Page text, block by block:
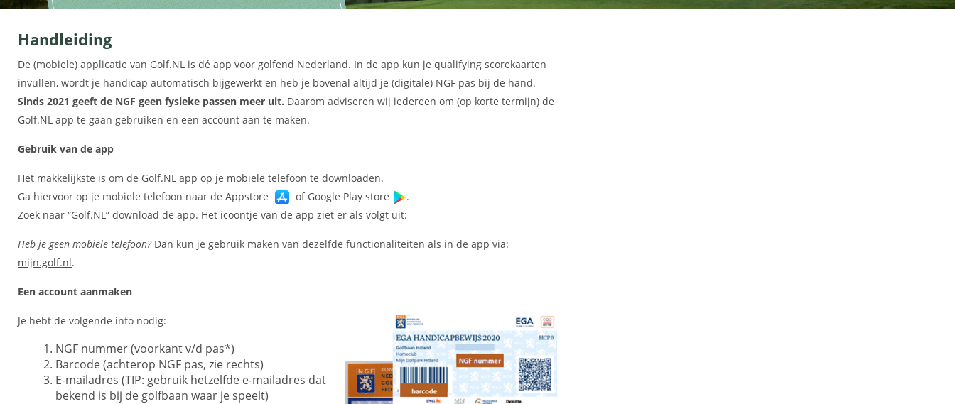
het
inlogscherm
waar
op
dan
ingelogd.
mgh@hitland.nl
Handleiding
De (mobiele) applicatie van Golf.NL is dé app voor golfend Nederland. In de app kun je qualifying scorekaarten
invullen, wordt je handicap automatisch bijgewerkt en heb je bovenal altijd je (digitale) NGF pas bij de hand.
Sinds 2021 geeft de NGF geen fysieke passen meer uit. Daarom adviseren wij iedereen om (op korte termijn) de
Golf.NL app te gaan gebruiken en een account aan te maken.
Gebruik van de app
Het makkelijkste is om de Golf.NL app op je mobiele telefoon te downloaden.
Ga hiervoor op je mobiele telefoon naar de Appstore
of Google Play store
.
Zoek naar “Golf.NL” download de app. Het icoontje van de app ziet er als volgt uit:
Heb je geen mobiele telefoon? Dan kun je gebruik maken van dezelfde functionaliteiten als in de app via:
mijn.golf.nl.
Een account aanmaken
Je hebt de volgende info nodig:
NGF nummer (voorkant v/d pas*)
Barcode (achterop NGF pas, zie rechts)
E-mailadres (TIP: gebruik hetzelfde e-mailadres dat
bekend is bij de golfbaan waar je speelt)